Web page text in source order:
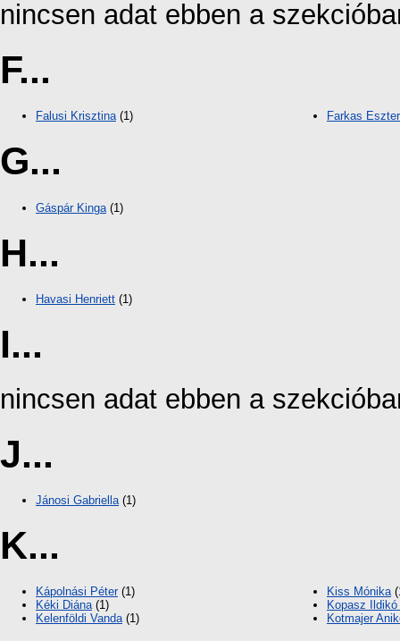
nincsen adat ebben a
F...
Falusi Krisztina(1) Farkas Eszter
G...
Gáspár Kinga (1)
H...
Havasi Henriett (1)
I...
nincsen adat ebben a
J...
Jánosi Gabriella(1)
K...
Kápolnási Péter(1)
Kéki Diána(1)
Kelenföldi Vanda(1)
Kiss Mónika
Kopasz
Kotmajer